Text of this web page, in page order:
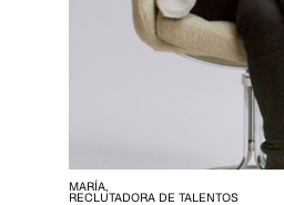
MARÍA,
RECLUTADORA DE TALENTOS